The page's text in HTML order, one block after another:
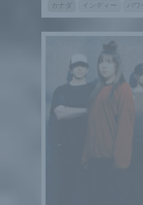
カナダ インディー パワ